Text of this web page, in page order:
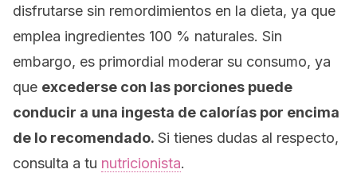
disfrutarse sin remordimientos en la dieta, ya que
emplea ingredientes 100 % naturales. Sin
embargo, es primordial moderar su consumo, ya
que excederse con las porciones puede
conducir a una ingesta de calorías por encima
de lo recomendado. Si tienes dudas al respecto,
consulta a tu nutricionista.